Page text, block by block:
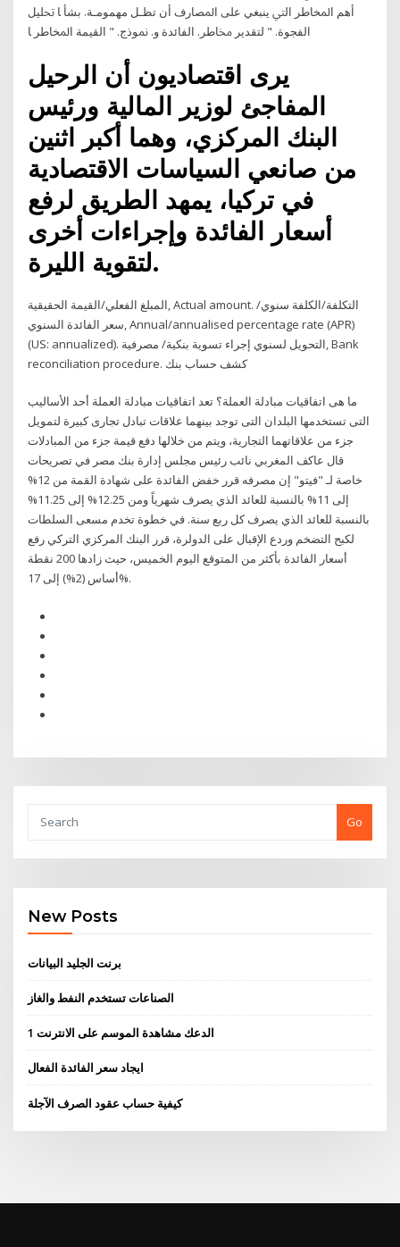
ﺃﻫﻢ ﺍﳌﺨﺎﻃﺮ ﺍﻟﱵ ﻳﻨﺒﻐﻲ ﻋﻠﻰ ﺍﳌﺼﺎﺭﻑ ﺃﻥ ﺗﻈـﻞ ﻣﻬﻤﻮﻣـﺔ. ﺑﺸﺄ ﺎ ﲢﻠﻴﻞ
ﺍﻟﻔﺠﻮﺓ. " ﻟﺘﻘﺪﻳﺮ ﳐﺎﻃﺮ. ﺍﻟﻔﺎﺋﺪﺓ ﻭ. ﳕﻮﺫﺝ. " ﺍﻟﻘﻴﻤﺔ ﺍﳌﺨﺎﻃﺮ ﺎ
يرى اقتصاديون أن الرحيل
المفاجئ لوزير المالية ورئيس
البنك المركزي، وهما أكبر اثنين
من صانعي السياسات الاقتصادية
في تركيا، يمهد الطريق لرفع
أسعار الفائدة وإجراءات أخرى
لتقوية الليرة.
المبلغ الفعلي/القيمة الحقيقية, Actual amount. التكلفة/الكلفة سنوي/
سعر الفائدة السنوي, Annual/annualised percentage rate (APR)
(US: annualized). التحويل لسنوي إجراء تسوية بنكية/ مصرفية, Bank
reconciliation procedure. كشف حساب بنك
ما هى اتفاقيات مبادلة العملة؟ تعد اتفاقيات مبادلة العملة أحد الأساليب
التى تستخدمها البلدان التى توجد بينهما علاقات تبادل تجارى كبيرة لتمويل
جزء من علاقاتهما التجارية، ويتم من خلالها دفع قيمة جزء من المبادلات
قال عاكف المغربي نائب رئيس مجلس إدارة بنك مصر في تصريحات
خاصة لـ "فيتو" إن مصرفه قرر خفض الفائدة على شهادة القمة من 12%
إلى 11% بالنسبة للعائد الذي يصرف شهرياً ومن 12.25% إلى 11.25%
بالنسبة للعائد الذي يصرف كل ربع سنة. في خطوة تخدم مسعى السلطات
لكبح التضخم وردع الإقبال على الدولرة، قرر البنك المركزي التركي رفع
أسعار الفائدة بأكثر من المتوقع اليوم الخميس، حيث زادها 200 نقطة
أساس (2%) إلى 17%.
Go
New Posts
برنت الجليد البيانات
الصناعات تستخدم النفط والغاز
الدعك مشاهدة الموسم على الانترنت 1
ايجاد سعر الفائدة الفعال
كيفية حساب عقود الصرف الآجلة